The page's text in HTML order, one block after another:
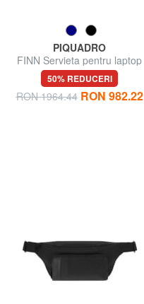
PIQUADRO
FINN Servieta pentru laptop
de 14", din piele
50% REDUCERI
RON 1964.44 RON 982.22